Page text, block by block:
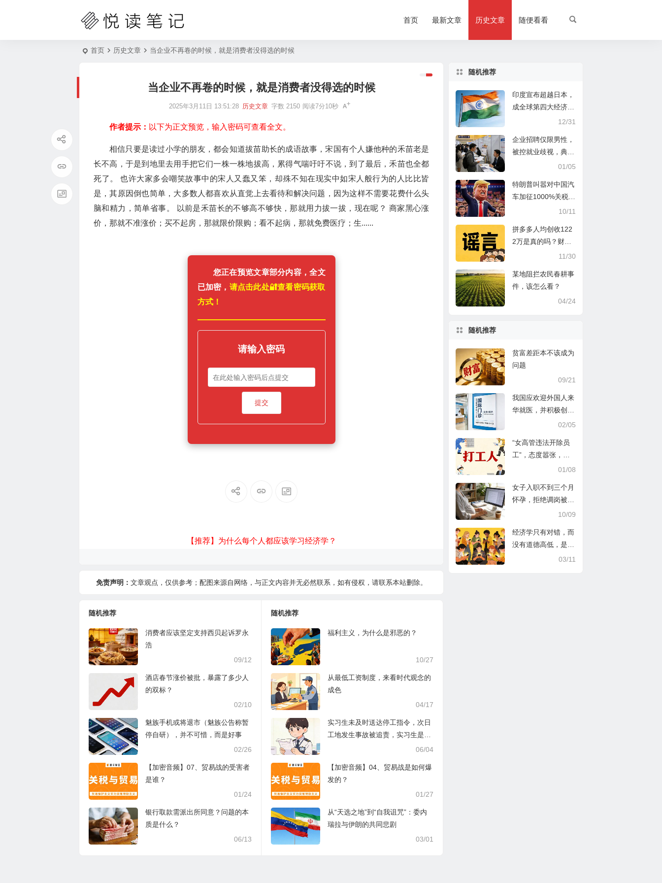
首页 最新文章 历史文章 随便看看
首页 历史文章 当企业不再卷的时候，就是消费者没得选的时候
当企业不再卷的时候，就是消费者没得选的时候
2025年3月11日 13:51:28 历史文章 字数 2150 阅读7分10秒
作者提示： 以下为正文预览，输入密码可查看全文。
相信只要是读过小学的朋友，都会知道拔苗助长的成语故事，宋国有个人嫌他种的禾苗老是
长不高，于是到地里去用手把它们一株一株地拔高，累得气喘吁吁不说，到了最后，禾苗也全都
死了。 也许大家多会嘲笑故事中的宋人又蠢又笨，却殊不知在现实中如宋人般行为的人比比皆
是，其原因倒也简单，大多数人都喜欢从直觉上去看待和解决问题，因为这样不需要花费什么头
脑和精力，简单省事。 以前是禾苗长的不够高不够快，那就用力拔一拔，现在呢？ 商家黑心涨
价，那就不准涨价；买不起房，那就限价限购；看不起病，那就免费医疗；生......
您正在预览文章部分内容，全文
已加密， 请点击此处🔐️查看密码获取
方式！
请输入密码
【推荐】为什么每个人都应该学习经济学？
免责声明： 文章观点，仅供参考；配图来源自网络，与正文内容并无必然联系，如有侵权，请联系本站删除。
随机推荐
消费者应该坚定支持西贝起诉罗永
浩
09/12
酒店春节涨价被批，暴露了多少人
的双标？
02/10
魅族手机或将退市（魅族公告称暂
停自研），并不可惜，而是好事
02/26
【加密音频】07、贸易战的受害者
是谁？
01/24
银行取款需派出所同意？问题的本
质是什么？
06/13
随机推荐
福利主义，为什么是邪恶的？
10/27
从最低工资制度，来看时代观念的
成色
04/17
实习生未及时送达停工指令，次日
工地发生事故被追责，实习生是背
06/04
【加密音频】04、贸易战是如何爆
发的？
01/27
从“天选之地”到“自我诅咒”：委内
瑞拉与伊朗的共同悲剧
03/01
随机推荐
印度宣布超越日本，
成全球第四大经济
体，但只谈总量不讲
12/31
企业招聘仅限男性，
被控就业歧视，典型
01/05
特朗普叫嚣对中国汽
车加征1000%关税，
你未必是真的反对10/11
拼多多人均创收122
2万是真的吗？财富
到底是如何创造的？
11/30
某地阻拦农民春耕事
件，该怎么看？
04/24
随机推荐
贫富差距本不该成为
问题
09/21
我国应欢迎外国人来
华就医，并积极创造
便利化服务条件02/05
“女高管违法开除员
工”，态度嚣张，令
01/08
女子入职不到三个月
怀孕，拒绝调岗被辞
10/09
经济学只有对错，而
没有道德高低，是谁
造成了女性就业歧视
03/11